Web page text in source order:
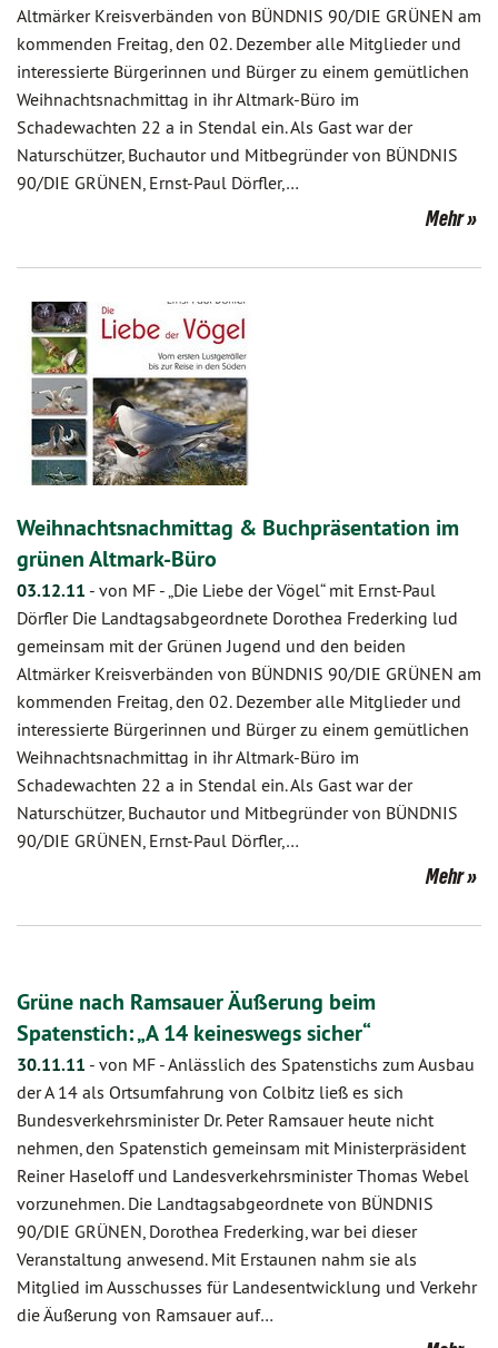
Altmärker Kreisverbänden von BÜNDNIS 90/DIE GRÜNEN am
kommenden Freitag, den 02. Dezember alle Mitglieder und
interessierte Bürgerinnen und Bürger zu einem gemütlichen
Weihnachtsnachmittag in ihr Altmark-Büro im
Schadewachten 22 a in Stendal ein. Als Gast war der
Naturschützer, Buchautor und Mitbegründer von BÜNDNIS
90/DIE GRÜNEN, Ernst-Paul Dörfler,…
Mehr
Weihnachtsnachmittag & Buchpräsentation im
grünen Altmark-Büro
03.12.11 - von MF -„Die Liebe der Vögel“ mit Ernst-Paul
Dörfler Die Landtagsabgeordnete Dorothea Frederking lud
gemeinsam mit der Grünen Jugend und den beiden
Altmärker Kreisverbänden von BÜNDNIS 90/DIE GRÜNEN am
kommenden Freitag, den 02. Dezember alle Mitglieder und
interessierte Bürgerinnen und Bürger zu einem gemütlichen
Weihnachtsnachmittag in ihr Altmark-Büro im
Schadewachten 22 a in Stendal ein. Als Gast war der
Naturschützer, Buchautor und Mitbegründer von BÜNDNIS
90/DIE GRÜNEN, Ernst-Paul Dörfler,…
Mehr
Grüne nach Ramsauer Äußerung beim
Spatenstich: „A 14 keineswegs sicher“
30.11.11 - von MF -Anlässlich des Spatenstichs zum Ausbau
der A 14 als Ortsumfahrung von Colbitz ließ es sich
Bundesverkehrsminister Dr. Peter Ramsauer heute nicht
nehmen, den Spatenstich gemeinsam mit Ministerpräsident
Reiner Haseloff und Landesverkehrsminister Thomas Webel
vorzunehmen. Die Landtagsabgeordnete von BÜNDNIS
90/DIE GRÜNEN, Dorothea Frederking, war bei dieser
Veranstaltung anwesend. Mit Erstaunen nahm sie als
Mitglied im Ausschusses für Landesentwicklung und Verkehr
die Äußerung von Ramsauer auf…